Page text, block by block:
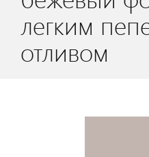
легким
отливом